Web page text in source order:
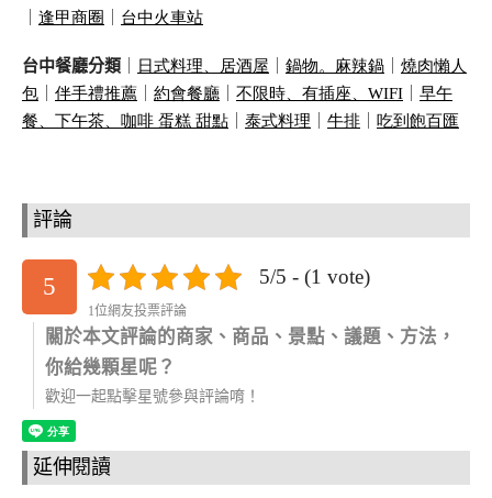
逢甲商圈 台中火車站
台中餐廳分類 日式料理、居酒屋 鍋物。麻辣鍋
燒肉懶人
包
伴手禮推薦 約會餐廳 不限時、有插座、 WIFI
早午
餐、下午茶、咖啡 蛋糕 甜點
泰式料理 牛排 吃到飽百匯
評論
5 5/5 - (1 vote)
1位網友投票評論
關於本文評論的商家、商品、景點、議題、方法，
你給幾顆星呢？
歡迎一起點擊星號參與評論唷！
延伸閱讀